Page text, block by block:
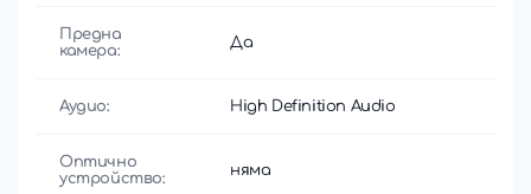
Предна
камера:
Да
Аудио: High Definition Audio
Оптично
устройство:
няма